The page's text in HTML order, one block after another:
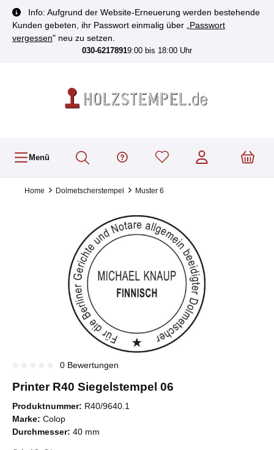
springen
Info: Aufgrund der Website-Erneuerung werden bestehende
Kunden gebeten, ihr Passwort einmalig über „ Passwort
vergessen" neu zu setzen.
030-62178919:00 bis 18:00 Uhr
Menü
Home Dolmetscherstempel Muster 6
0 Bewertungen
Printer R40 Siegelstempel 06
Produktnummer: R40/9640.1
Marke: Colop
Durchmesser: 40 mm